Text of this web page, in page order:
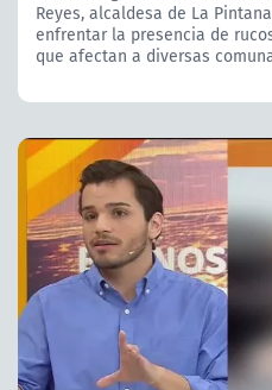
Reyes, alcaldesa de La
enfrentar la presencia de
que afectan a diversas